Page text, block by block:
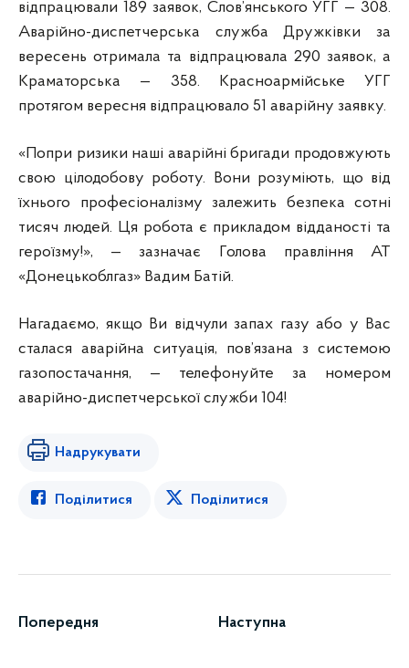
відпрацювали 189 заявок, Слов’янського УГГ — 308.
Аварійно-диспетчерська служба Дружківки за
вересень отримала та відпрацювала 290 заявок, а
Краматорська — 358. Красноармійське УГГ
протягом вересня відпрацювало 51 аварійну заявку.
«Попри ризики наші аварійні бригади продовжують
свою цілодобову роботу. Вони розуміють, що від
їхнього професіоналізму залежить безпека сотні
тисяч людей. Ця робота є прикладом відданості та
героїзму!», — зазначає Голова правління АТ
«Донецькоблгаз» Вадим Батій.
Нагадаємо, якщо Ви відчули запах газу або у Вас
сталася аварійна ситуація, пов’язана з системою
газопостачання, — телефонуйте за номером
аварійно-диспетчерської служби 104!
Надрукувати
Поділитися Поділитися
Попередня Наступна